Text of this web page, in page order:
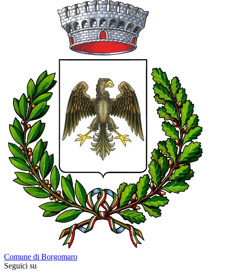
Comune di Borgomaro
Seguici su